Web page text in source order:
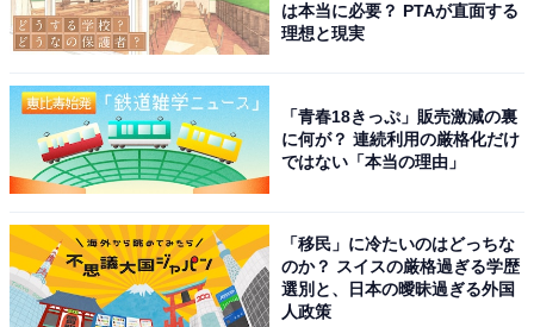
は本当に必要？ PTAが直面する
理想と現実
「青春18きっぷ」販売激減の裏
に何が？ 連続利用の厳格化だけ
ではない「本当の理由」
「移民」に冷たいのはどっちな
のか？ スイスの厳格過ぎる学歴
選別と、日本の曖昧過ぎる外国
人政策